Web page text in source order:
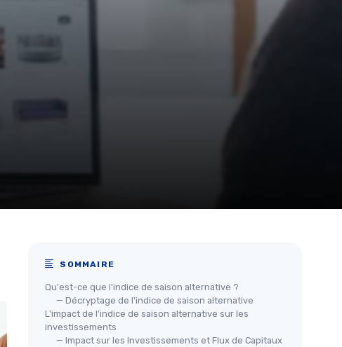
SOMMAIRE
Qu'est-ce que l'indice de saison alternative ?
— Décryptage de l'indice de saison alternative
L'impact de l'indice de saison alternative sur les
investissements
— Impact sur les Investissements et Flux de Capitaux